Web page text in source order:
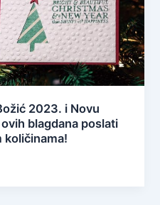
2023. i Novu
blagdana poslati
količinama!